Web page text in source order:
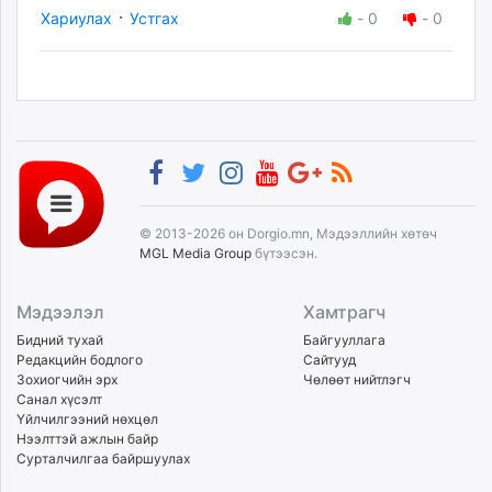
Хариулах · Устгах - 0 - 0
© 2013-2026 он Dorgio.mn, Мэдээллийн хөтөч
MGL Media Group бүтээсэн.
Мэдээлэл
Бидний тухай
Редакцийн бодлого
Зохиогчийн эрх
Санал хүсэлт
Үйлчилгээний нөхцөл
Нээлттэй ажлын байр
Сурталчилгаа байршуулах
Хамтрагч
Байгууллага
Сайтууд
Чөлөөт нийтлэгч